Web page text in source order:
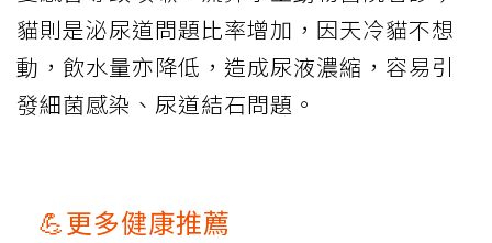
貓則是泌尿道問題比率增加，因天冷貓不想
動，飲水量亦降低，造成尿液濃縮，容易引
發細菌感染、尿道結石問題。
💪更多健康推薦